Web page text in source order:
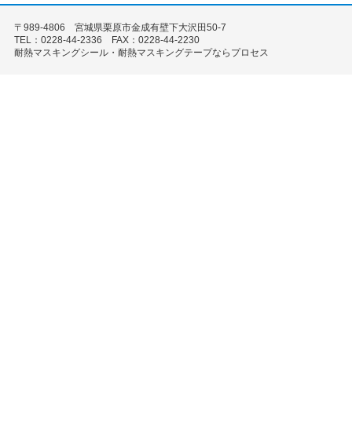
〒989-4806 宮城県栗原市金成有壁下大沢田50-7
TEL：0228-44-2336 FAX：0228-44-2230
耐熱マスキングシール・耐熱マスキングテープならプロセス